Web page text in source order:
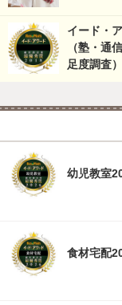
イード・
（塾・通
足度調査）
幼児教室
食材宅配